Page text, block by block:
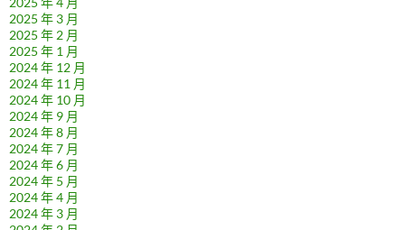
2025 年 3 月
2025 年 2 月
2025 年 1 月
2024 年 12 月
2024 年 11 月
2024 年 10 月
2024 年 9 月
2024 年 8 月
2024 年 7 月
2024 年 6 月
2024 年 5 月
2024 年 4 月
2024 年 3 月